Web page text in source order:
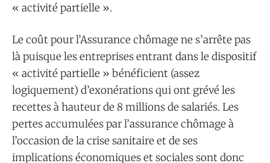
« activité partielle ».
Le coût pour l’Assurance chômage ne s’arrête pas
là puisque les entreprises entrant dans le dispositif
« activité partielle » bénéficient (assez
logiquement) d’exonérations qui ont grévé les
recettes à hauteur de 8 millions de salariés. Les
pertes accumulées par l’assurance chômage à
l’occasion de la crise sanitaire et de ses
implications économiques et sociales sont donc